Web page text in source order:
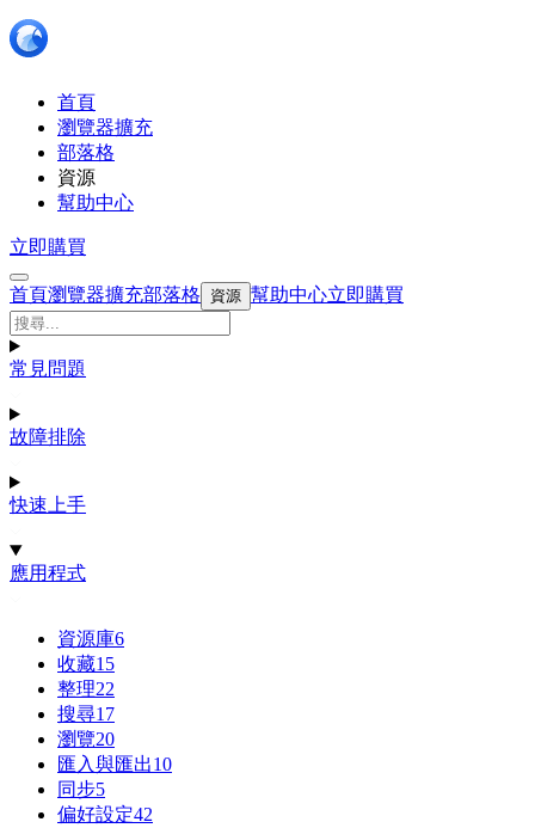
首頁
瀏覽器擴充
部落格
資源
幫助中心
立即購買
首頁瀏覽器擴充部落格 資源 幫助中心立即購買
常見問題
故障排除
快速上手
應用程式
資源庫6
收藏15
整理22
搜尋17
瀏覽20
匯入與匯出10
同步5
偏好設定42